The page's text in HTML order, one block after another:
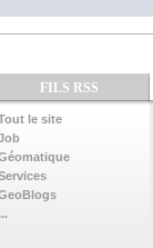
FILS RSS
le site
...